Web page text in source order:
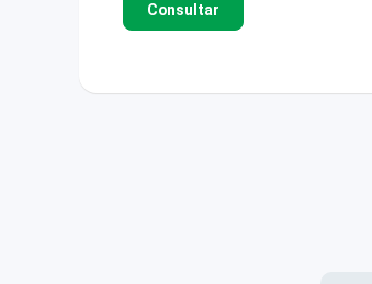
Consultar